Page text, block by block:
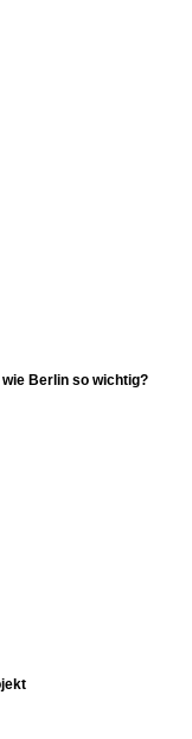
Berlin so wichtig?